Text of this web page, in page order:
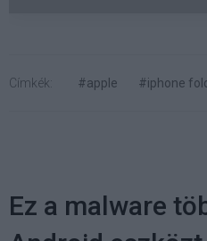
Címkék: #apple #iphone
Ez a malware